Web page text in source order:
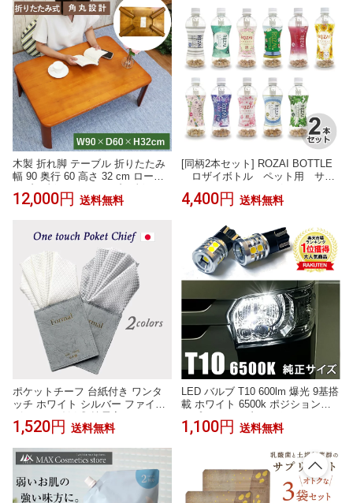
ィーバッグ 国産なたまめ茶＞送料
無料／セ／
木製 折れ脚 テーブル 折りたたみ
幅 90 奥行 60 高さ 32 cm ローテ
ーブル 折れあし テーブル 折たた
み テーブル 折脚 テーブル 折あし
ンターテーブル 折り畳み 折畳み
折り畳 折畳 テーブル 木製 丈夫
12,000円 送料無料
[同柄2本セット] ROZAI BOTTLE
ロザイボトル ペット用 サプ
リメントウォーターボトル 450m
L用 ボトルのみ水道水を入れて2
犬 猫 かわいい オシャレ か
っこいい 飲み水 ペット用水
日本製 ギフト プレゼント 変
わり種
4,400円 送料無料
ポケットチーフ 台紙付き ワンタ
ッチ ホワイト シルバー ファイブ
ー
1,520円 送料無料
LED バルブ T10 600lm 爆光 9基搭
載 ホワイト 6500k ポジションラ
ンプ 爆光LED T10LEDバルブ LED
プ ライセンスランプ ルームラン
プ 車検対応 ホワイト 白 ウェッジ
球 無極性 2個 LED車内灯 LEDル
ームランプT10
1,100円 送料無料